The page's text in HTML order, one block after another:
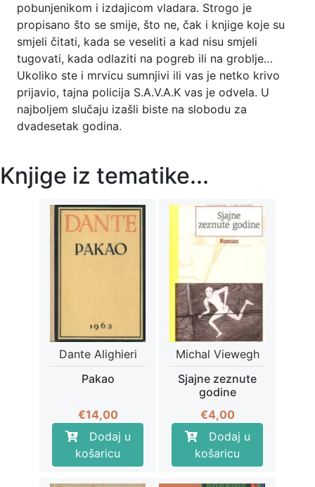
pobunjenikom i izdajicom vladara. Strogo je
propisano što se smije, što ne, čak i knjige koje su
smjeli čitati, kada se veseliti a kad nisu smjeli
tugovati, kada odlaziti na pogreb ili na groblje…
Ukoliko ste i mrvicu sumnjivi ili vas je netko krivo
prijavio, tajna policija S.A.V.A.K vas je odvela. U
najboljem slučaju izašli biste na slobodu za
dvadesetak godina.
Knjige iz tematike...
Dante Alighieri
Pakao
€14,00
Dodaj u
košaricu
Michal Viewegh
Sjajne zeznute
godine
€4,00
Dodaj u
košaricu